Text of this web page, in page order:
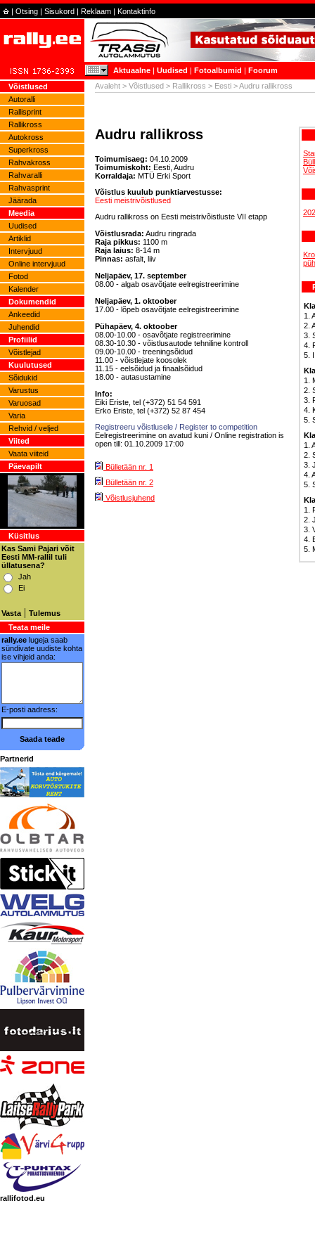
| Otsing | Sisukord | Reklaam | Kontaktinfo
Aktuaalne | Uudised | Fotoalbumid | Foorum
Võistlused
Autoralli
Rallisprint
Rallikross
Autokross
Superkross
Rahvakross
Rahvaralli
Rahvasprint
Jäärada
Meedia
Uudised
Artiklid
Intervjuud
Online intervjuud
Fotod
Kalender
Dokumendid
Ankeedid
Juhendid
Profiilid
Võistlejad
Kuulutused
Sõidukid
Varustus
Varuosad
Varia
Rehvid / veljed
Viited
Vaata viiteid
Päevapilt
Küsitlus
Kas Sami Pajari võit
Eesti MM-rallil tuli
üllatusena?
Jah
Ei
Vasta | Tulemus
Teata meile
rally.ee lugeja saab
sündivate uudiste kohta
ise vihjeid anda:
E-posti aadress:
Saada teade
Partnerid
rallifotod.eu
Avaleht > Võistlused > Rallikross > Eesti > Audru rallikross
1.
2.
3.
4.
5.
1.
2.
3.
4.
5.
1.
2.
3.
4.
5.
1.
2.
3.
4.
5.
Audru rallikross
Toimumisaeg: 04.10.2009
Toimumiskoht: Eesti, Audru
Korraldaja: MTÜ Erki Sport
Võistlus kuulub punktiarvestusse:
Eesti meistrivõistlused
Audru rallikross on Eesti meistrivõistluste VII etapp
Võistlusrada: Audru ringrada
Raja pikkus: 1100 m
Raja laius: 8-14 m
Pinnas: asfalt, liiv
Neljapäev, 17. september
08.00 - algab osavõtjate eelregistreerimine
Neljapäev, 1. oktoober
17.00 - lõpeb osavõtjate eelregistreerimine
Pühapäev, 4. oktoober
08.00-10.00 - osavõtjate registreerimine
08.30-10.30 - võistlusautode tehniline kontroll
09.00-10.00 - treeningsõidud
11.00 - võistlejate koosolek
11.15 - eelsõidud ja finaalsõidud
18.00 - autasustamine
Info:
Eiki Eriste, tel (+372) 51 54 591
Erko Eriste, tel (+372) 52 87 454
Registreeru võistlusele / Register to competition
Eelregistreerimine on avatud kuni / Online registration is
open till: 01.10.2009 17:00
Bülletään nr. 1
Bülletään nr. 2
Võistlusjuhend